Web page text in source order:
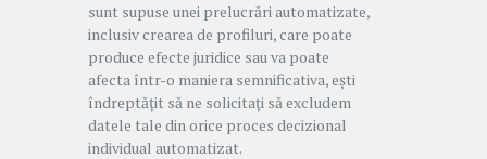
sunt supuse unei prelucrări automatizate,
inclusiv crearea de profiluri, care poate
produce efecte juridice sau va poate
afecta într-o maniera semnificativa, ești
îndreptățit să ne solicitați să excludem
datele tale din orice proces decizional
individual automatizat.